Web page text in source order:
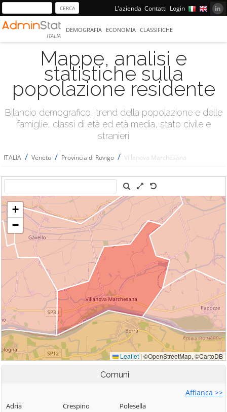
L'azienda Contatti Login
ITALIA
DEMOGRAFIA ECONOMIA CLASSIFICHE
Mappe, analisi e
statistiche sulla
popolazione residente
Bilancio demografico, trend della popolazione e delle
famiglie, classi di età ed età media, stato civile e
stranieri
ITALIA / Veneto / Provincia di Rovigo / Villanova Marchesana
Comuni
Affianca >>
Adria
Crespino
Polesella